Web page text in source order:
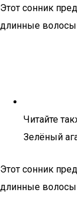
Этот сонник
длинные волосы
Читайте
Зелёный
Этот сонник
длинные волосы